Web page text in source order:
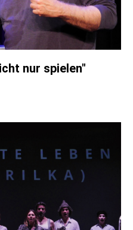
nur spielen"